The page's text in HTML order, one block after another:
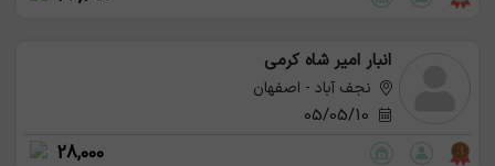
انبار امیر شاه کرمی
نجف آباد - اصفهان
28,000